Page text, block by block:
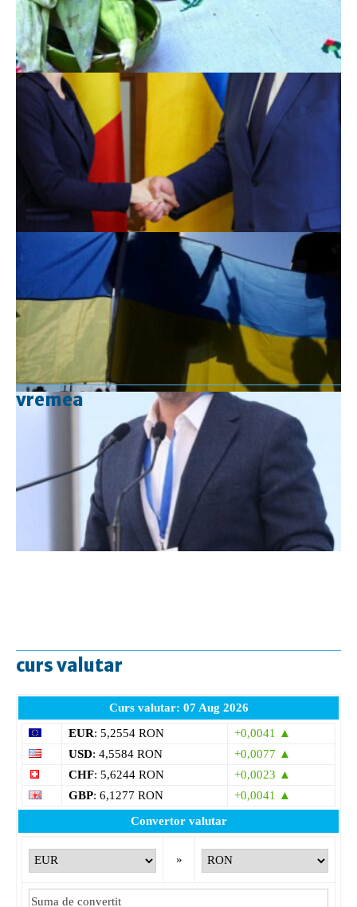
vremea
curs valutar
Curs valutar: 07 Aug 2026
EUR: 5,2554 RON
+0,0041 ▲
USD: 4,5584 RON
+0,0077 ▲
CHF: 5,6244 RON
+0,0023 ▲
GBP: 6,1277 RON
+0,0041 ▲
Convertor valutar
»